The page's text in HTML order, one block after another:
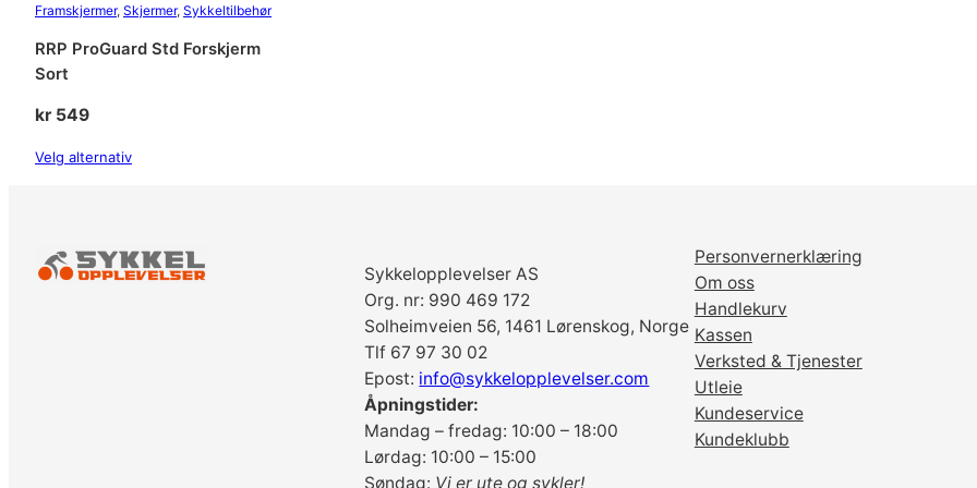
Framskjermer, Skjermer, Sykkeltilbehør
RRP ProGuard Std Forskjerm
Sort
kr 549
Velg alternativ
Sykkelopplevelser AS
Org. nr: 990 469 172
Solheimveien 56, 1461 Lørenskog, Norge
Tlf 67 97 30 02
Epost: info@sykkelopplevelser.com
Åpningstider:
Mandag – fredag: 10:00 – 18:00
Lørdag: 10:00 – 15:00
Søndag: Vi er ute og sykler!
Personvernerklæring
Om oss
Handlekurv
Kassen
Verksted & Tjenester
Utleie
Kundeservice
Kundeklubb